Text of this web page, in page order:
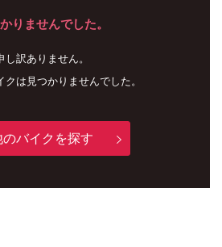
りませんでした。
し訳ありません。
クは見つかりませんでした。
のバイクを探す